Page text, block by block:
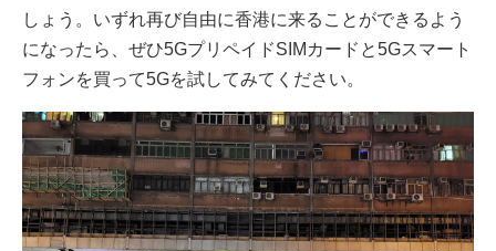
しょう。いずれ再び自由に香港に来ることができるよう
になったら、ぜひ5GプリペイドSIMカードと5Gスマート
フォンを買って5Gを試してみてください。